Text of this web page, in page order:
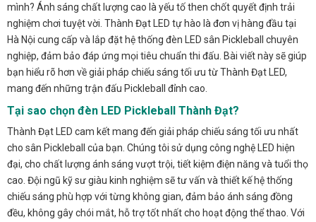
mình? Ánh sáng chất lượng cao là yếu tố then chốt quyết định trải
nghiệm chơi tuyệt vời. Thành Đạt LED tự hào là đơn vị hàng đầu tại
Hà Nội cung cấp và lắp đặt hệ thống đèn LED sân Pickleball chuyên
nghiệp, đảm bảo đáp ứng mọi tiêu chuẩn thi đấu. Bài viết này sẽ giúp
bạn hiểu rõ hơn về giải pháp chiếu sáng tối ưu từ Thành Đạt LED,
mang đến những trận đấu Pickleball đỉnh cao.
Tại sao chọn đèn LED Pickleball Thành Đạt?
Thành Đạt LED cam kết mang đến giải pháp chiếu sáng tối ưu nhất
cho sân Pickleball của bạn. Chúng tôi sử dụng công nghệ LED hiện
đại, cho chất lượng ánh sáng vượt trội, tiết kiệm điện năng và tuổi thọ
cao. Đội ngũ kỹ sư giàu kinh nghiệm sẽ tư vấn và thiết kế hệ thống
chiếu sáng phù hợp với từng không gian, đảm bảo ánh sáng đồng
đều, không gây chói mắt, hỗ trợ tốt nhất cho hoạt động thể thao. Với